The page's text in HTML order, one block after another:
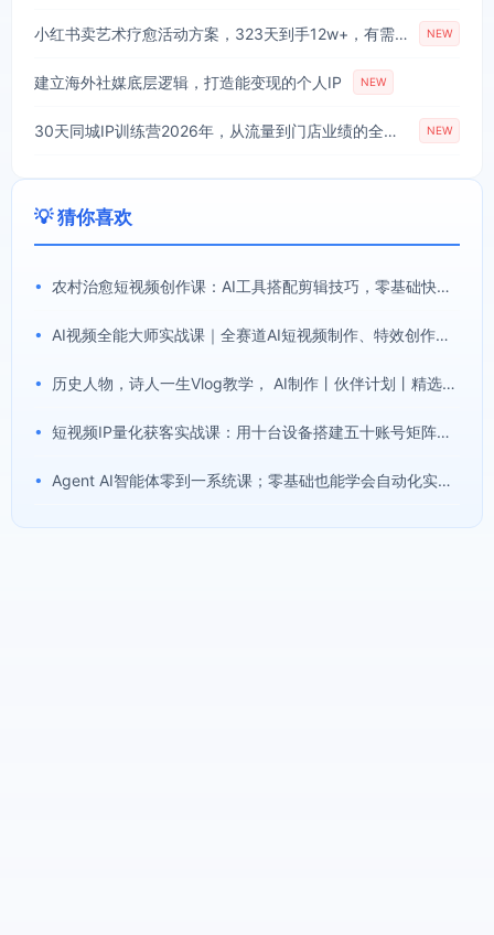
小红书卖艺术疗愈活动方案，323天到手12w+，有需求就有市场 NEW
建立海外社媒底层逻辑，打造能变现的个人IP NEW
30天同城IP训练营2026年，从流量到门店业绩的全链路(0808更新) NEW
💡 猜你喜欢
• 农村治愈短视频创作课：AI工具搭配剪辑技巧，零基础快速制作高质感田园治愈内容
• AI视频全能大师实战课｜全赛道AI短视频制作、特效创作、场景变现零基础全套教程
• 历史人物，诗人一生Vlog教学， AI制作丨伙伴计划丨精选收益丨商单收徒 ，新领域红利期，抓紧做
• 短视频IP量化获客实战课：用十台设备搭建五十账号矩阵，精准打造引流接单型流量账号
• Agent AI智能体零到一系统课；零基础也能学会自动化实战，从核心概念到Coze工作流搭建完整覆盖